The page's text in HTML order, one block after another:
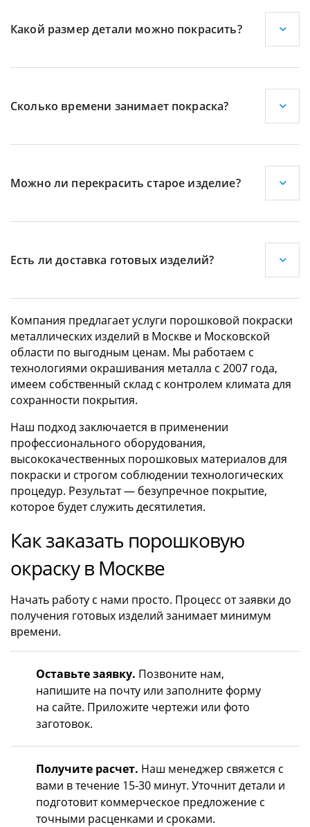
Какой размер детали можно покрасить?
Сколько времени занимает покраска?
Можно ли перекрасить старое изделие?
Есть ли доставка готовых изделий?
Компания предлагает услуги порошковой покраски
металлических изделий в Москве и Московской
области по выгодным ценам. Мы работаем с
технологиями окрашивания металла с 2007 года,
имеем собственный склад с контролем климата для
сохранности покрытия.
Наш подход заключается в применении
профессионального оборудования,
высококачественных порошковых материалов для
покраски и строгом соблюдении технологических
процедур. Результат — безупречное покрытие,
которое будет служить десятилетия.
Как заказать порошковую
окраску в Москве
Начать работу с нами просто. Процесс от заявки до
получения готовых изделий занимает минимум
времени.
Оставьте заявку. Позвоните нам,
напишите на почту или заполните форму
на сайте. Приложите чертежи или фото
заготовок.
Получите расчет. Наш менеджер свяжется с
вами в течение 15-30 минут. Уточнит детали и
подготовит коммерческое предложение с
точными расценками и сроками.